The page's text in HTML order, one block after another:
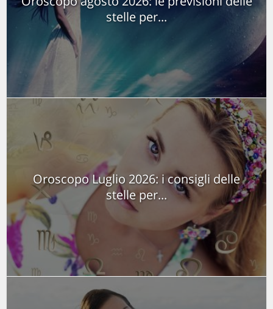
stelle per...
Oroscopo Luglio 2026: i consigli delle
stelle per...